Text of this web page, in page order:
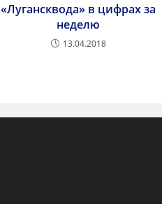
«Лугансквода» в цифрах за
неделю
13.04.2018